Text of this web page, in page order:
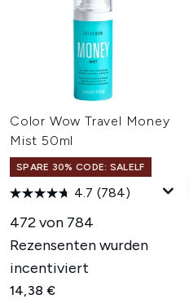
Color Wow Travel Money
Mist 50ml
SPARE 30% CODE: SALELF
4.7 (784)
472 von 784
Rezensenten wurden
incentiviert
14,38 €